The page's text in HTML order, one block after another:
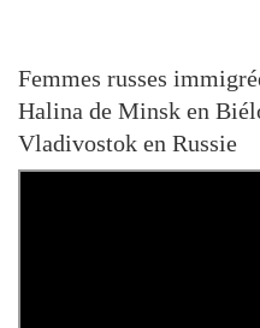
Femmes russes
Halina de Minsk en
Vladivostok en Russie